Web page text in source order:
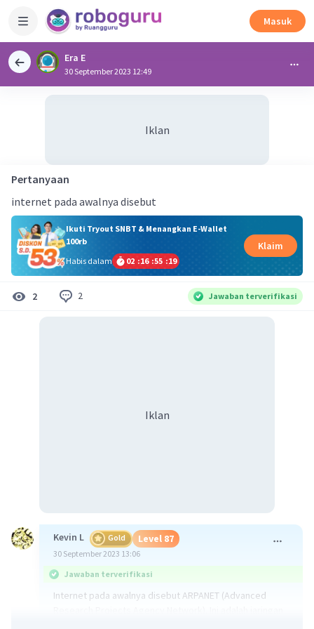
Masuk
Era E
30 September 2023 12:49
Iklan
Pertanyaan
internet pada awalnya disebut
Ikuti Tryout SNBT & Menangkan E-Wallet
100rb
Habis dalam
02 :16 :55 :18
Klaim
2 2 Jawaban terverifikasi
Iklan
Kevin L Gold Level 87
30 September 2023 13:06
Jawaban terverifikasi
Internet pada awalnya disebut ARPANET (Advanced